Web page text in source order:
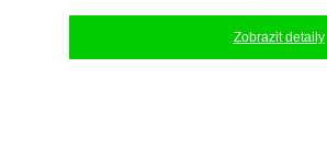
Zobrazit detaily